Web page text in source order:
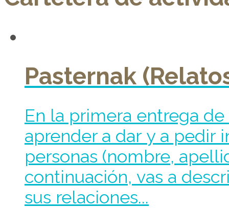
Pasternak
En la primera entrega de
aprender a dar y a pedir
personas (nombre,
continuación, vas a
sus relaciones...